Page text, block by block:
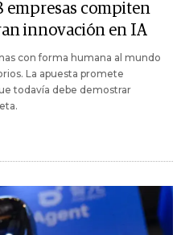
empresas compiten
innovación en IA
con forma humana al mundo
La apuesta promete
todavía debe demostrar